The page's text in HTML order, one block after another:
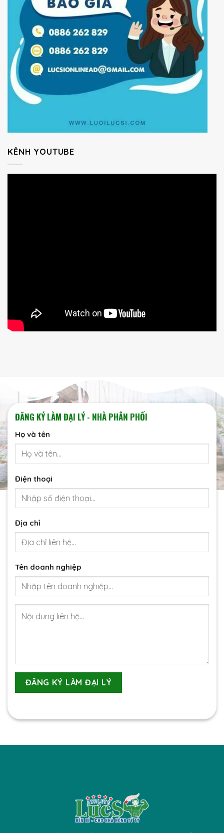
KÊNH YOUTUBE
ĐĂNG KÝ LÀM ĐẠI LÝ - NHÀ PHÂN PHỐI
Họ và tên
Điện thoại
Địa chỉ
Tên doanh nghiệp